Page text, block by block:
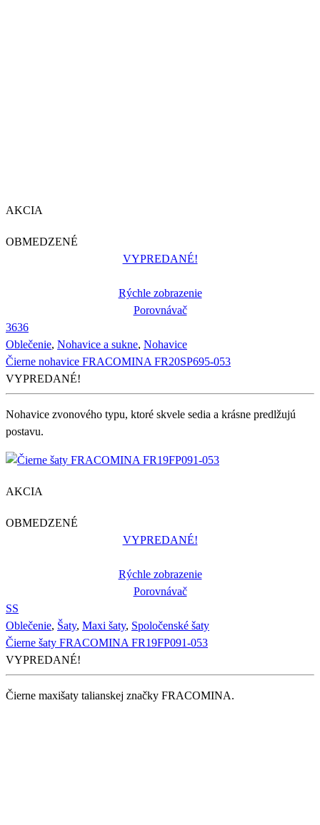
AKCIA
OBMEDZENÉ
VYPREDANÉ!
Rýchle zobrazenie
Porovnávač
3636
Oblečenie, Nohavice a sukne, Nohavice
Čierne nohavice FRACOMINA FR20SP695-053
VYPREDANÉ!
Nohavice zvonového typu, ktoré skvele sedia a krásne predlžujú
postavu.
AKCIA
OBMEDZENÉ
VYPREDANÉ!
Rýchle zobrazenie
Porovnávač
SS
Oblečenie, Šaty, Maxi šaty, Spoločenské šaty
Čierne šaty FRACOMINA FR19FP091-053
VYPREDANÉ!
Čierne maxišaty talianskej značky FRACOMINA.